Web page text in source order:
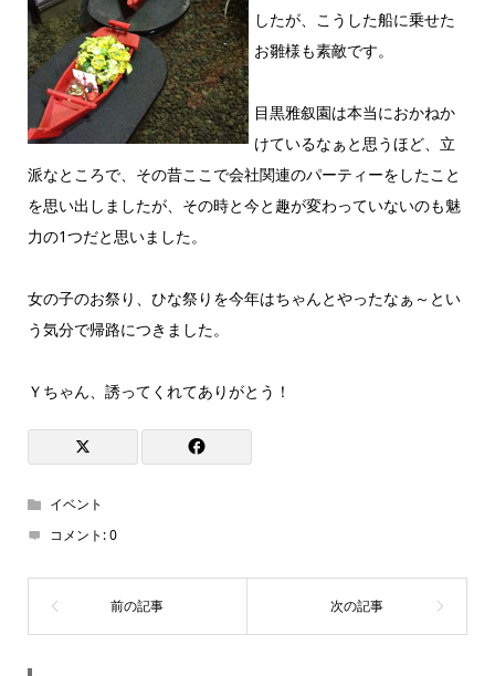
したが、こうした船に乗せた
お雛様も素敵です。
目黒雅叙園は本当におかねか
けているなぁと思うほど、立
派なところで、その昔ここで会社関連のパーティーをしたこと
を思い出しましたが、その時と今と趣が変わっていないのも魅
力の1つだと思いました。
女の子のお祭り、ひな祭りを今年はちゃんとやったなぁ～とい
う気分で帰路につきました。
Ｙちゃん、誘ってくれてありがとう！
イベント
コメント:0